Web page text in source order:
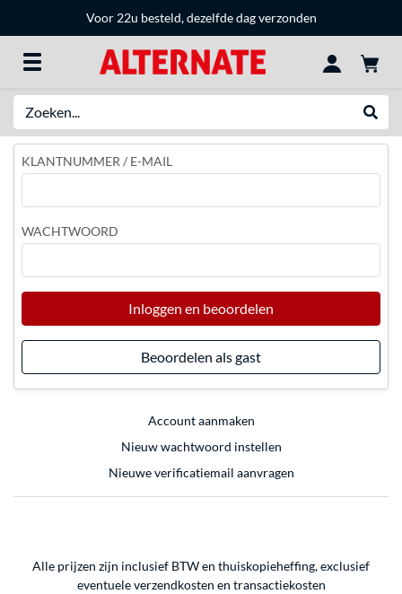
Voor 22u besteld, dezelfde dag verzonden
KLANTNUMMER / E-MAIL
WACHTWOORD
Inloggen en beoordelen
Beoordelen als gast
Account aanmaken
Nieuw wachtwoord instellen
Nieuwe verificatiemail aanvragen
Alle prijzen zijn inclusief BTW en thuiskopieheffing, exclusief
eventueleverzendkosten en transactiekosten